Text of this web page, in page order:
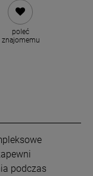
poleć
znajomemu
podczas